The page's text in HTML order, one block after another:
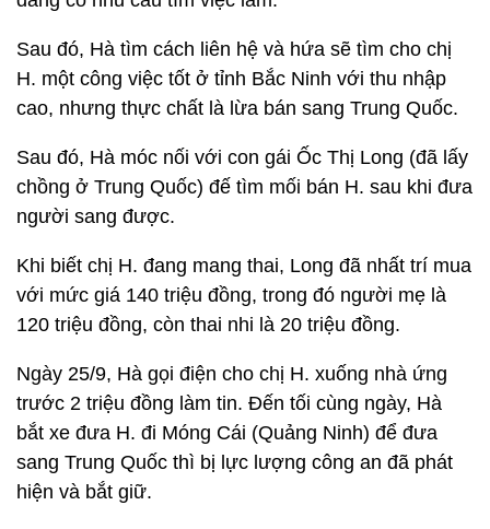
Sau đó, Hà tìm cách liên hệ và hứa sẽ tìm cho chị
H. một công việc tốt ở tỉnh Bắc Ninh với thu nhập
cao, nhưng thực chất là lừa bán sang Trung Quốc.
Sau đó, Hà móc nối với con gái Ốc Thị Long (đã lấy
chồng ở Trung Quốc) đế tìm mối bán H. sau khi đưa
người sang được.
Khi biết chị H. đang mang thai, Long đã nhất trí mua
với mức giá 140 triệu đồng, trong đó người mẹ là
120 triệu đồng, còn thai nhi là 20 triệu đồng.
Ngày 25/9, Hà gọi điện cho chị H. xuống nhà ứng
trước 2 triệu đồng làm tin. Đến tối cùng ngày, Hà
bắt xe đưa H. đi Móng Cái (Quảng Ninh) để đưa
sang Trung Quốc thì bị lực lượng công an đã phát
hiện và bắt giữ.